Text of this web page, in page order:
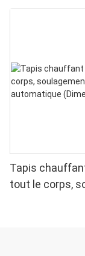
chaleur, arrêt
Tapis
tout le corps,